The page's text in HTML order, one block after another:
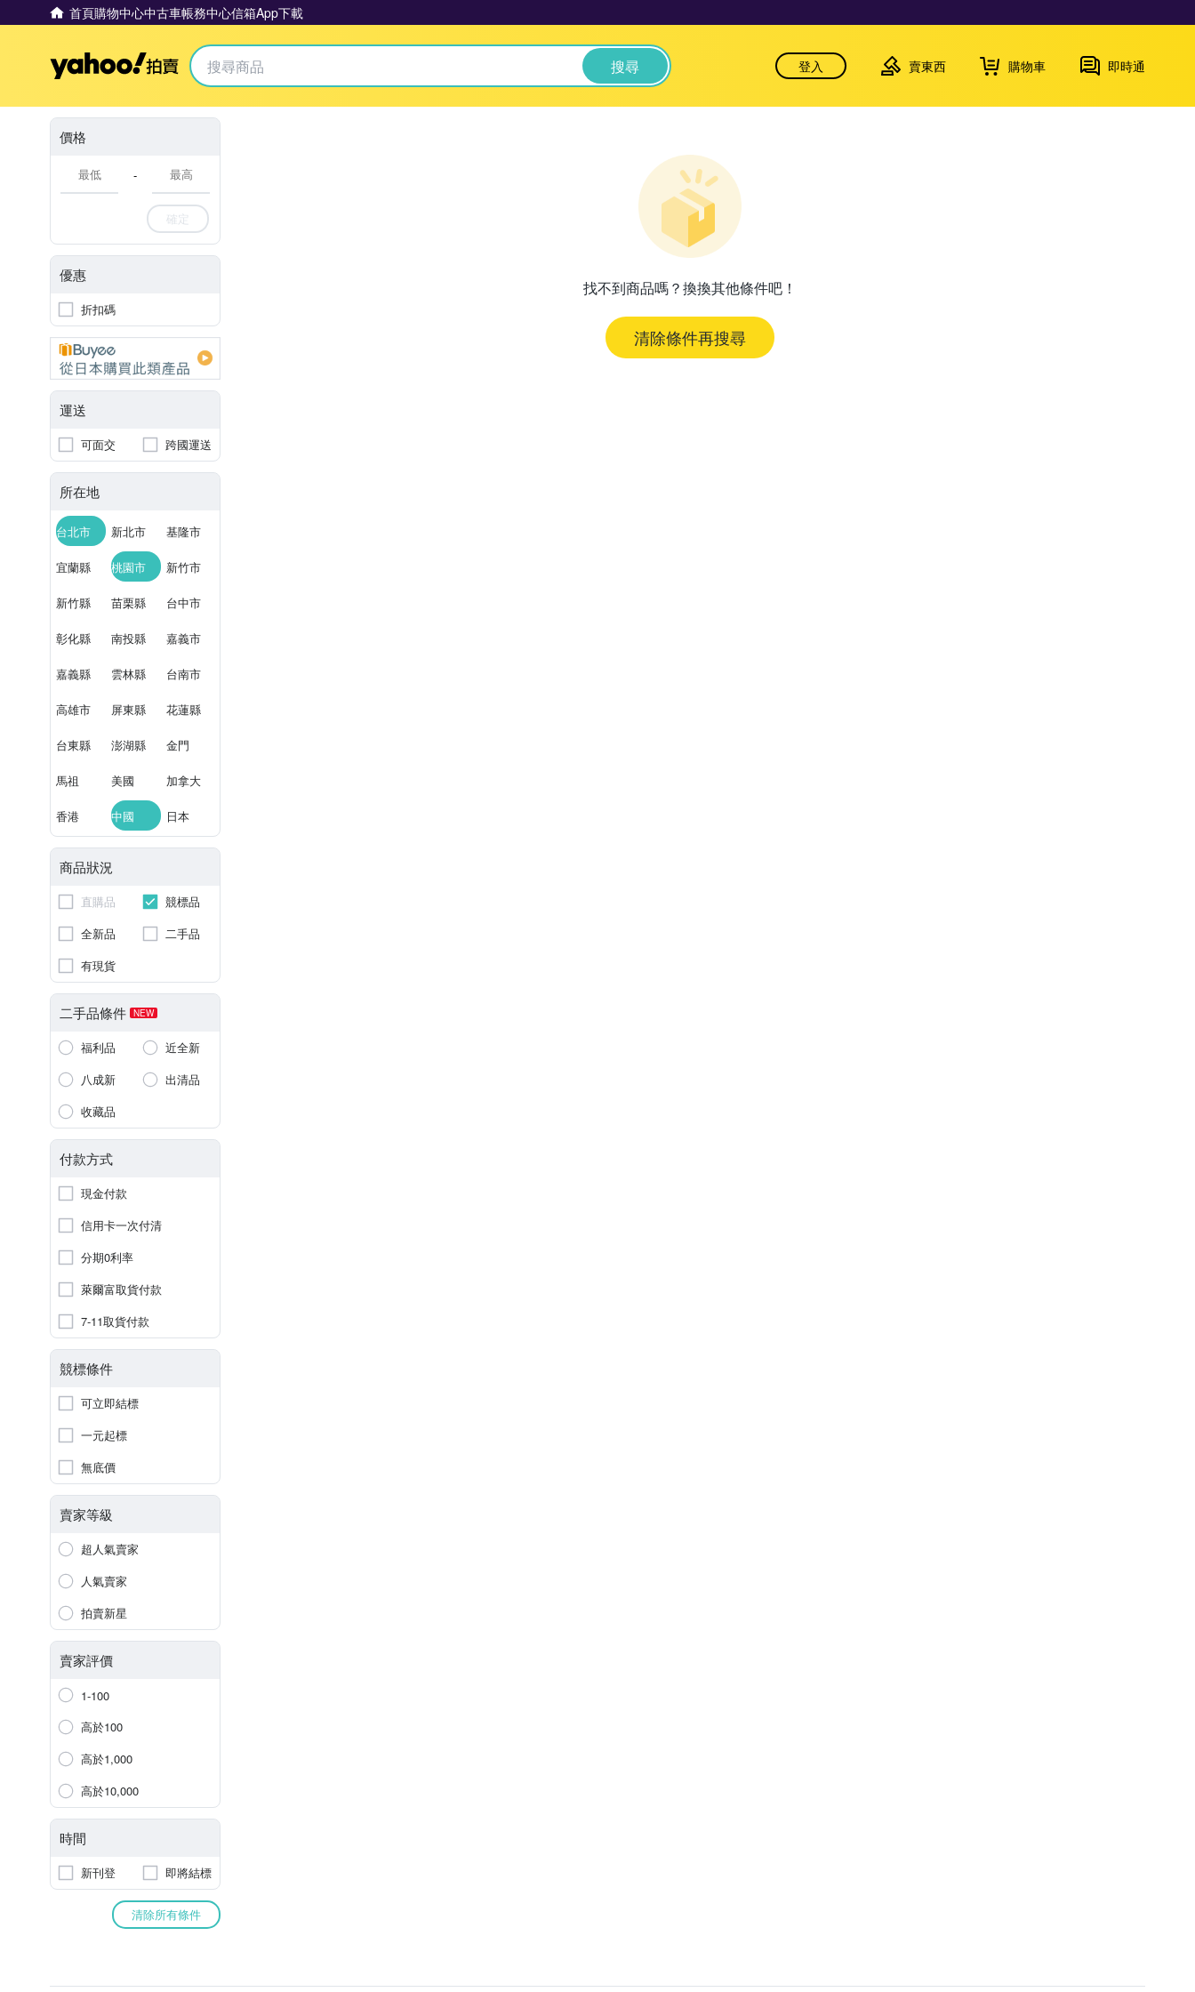
首頁購物中心中古車帳務中心信箱App下載
Yahoo拍賣 搜尋 登入 賣東西 購物車 即時通
價格
-
確定
優惠
折扣碼
運送
可面交 跨國運送
所在地
台北市 新北市 基隆市
宜蘭縣 桃園市 新竹市
新竹縣 苗栗縣 台中市
彰化縣 南投縣 嘉義市
嘉義縣 雲林縣 台南市
高雄市 屏東縣 花蓮縣
台東縣 澎湖縣 金門
馬祖 美國 加拿大
香港 中國 日本
商品狀況
直購品
競標品
全新品
二手品
有現貨
二手品條件 NEW
福利品
近全新
八成新
出清品
收藏品
付款方式
現金付款
信用卡一次付清
分期0利率
萊爾富取貨付款
7-11取貨付款
競標條件
可立即結標
一元起標
無底價
賣家等級
超人氣賣家
人氣賣家
拍賣新星
賣家評價
1-100
高於100
高於1,000
高於10,000
時間
新刊登 即將結標
清除所有條件
找不到商品嗎？換換其他條件吧！
清除條件再搜尋